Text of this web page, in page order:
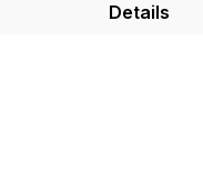
den Arm und auf der
Details